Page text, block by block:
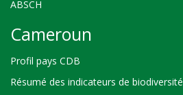
ABSCH
Cameroun
Profil pays CDB
Résumé des indicateurs de biodiversité